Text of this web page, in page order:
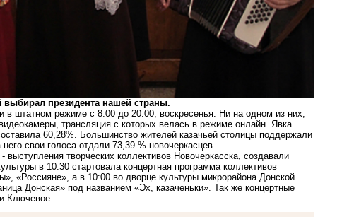
выбирал президента нашей страны.
в штатном режиме с 8:00 до 20:00, воскресенья. Ни на одном из них,
трансляция с которых велась в режиме онлайн. Явка
60,28%. Большинство жителей казачьей столицы поддержали
свои голоса отдали 73,39 % новочеркасцев.
творческих коллективов Новочеркасска, создавали
в 10:30 стартовала концертная программа коллективов
«Россияне», а в 10:00 во дворце культуры микрорайона Донской
Донская» под названием «Эх, казаченьки». Так же концертные
Ключевое.